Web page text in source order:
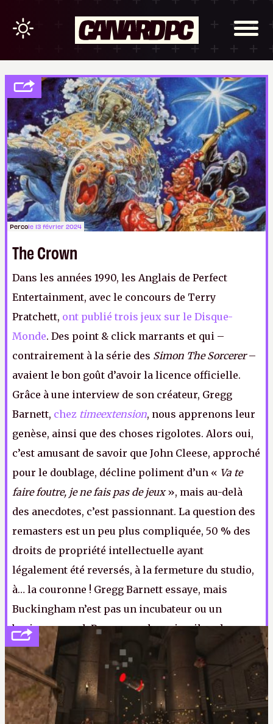
Percole 13 février 2024
The Crown
Dans les années 1990, les Anglais de Perfect
Entertainment, avec le concours de Terry
Pratchett, ont publié trois jeux sur le Disque-
Monde. Des point & click marrants et qui –
contrairement à la série des Simon The Sorcerer–
avaient le bon goût d’avoir la licence officielle.
Grâce à une interview de son créateur, Gregg
Barnett, chez timeextension, nous apprenons leur
genèse, ainsi que des choses rigolotes. Alors oui,
c’est amusant de savoir que John Cleese, approché
pour le doublage, décline poliment d’un « Va te
faire foutre, je ne fais pas de jeux», mais au-delà
des anecdotes, c’est passionnant. La question des
remasters est un peu plus compliquée, 50 % des
droits de propriété intellectuelle ayant
légalement été reversés, à la fermeture du studio,
à… la couronne ! Gregg Barnett essaye, mais
Buckingham n’est pas un incubateur ou un
business angel. Pour que cela arrive, il va donc
falloir du temps, et plus de courbettes qu’un
développeur indépendant pitchant un premier jeu
à un gros éditeur.